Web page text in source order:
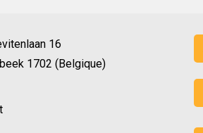
16
1702 (Belgique)